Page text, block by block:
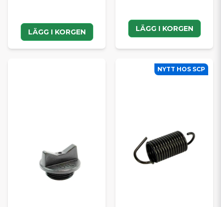
LÄGG I KORGEN LÄGG I KORGEN
NYTT HOS SCP